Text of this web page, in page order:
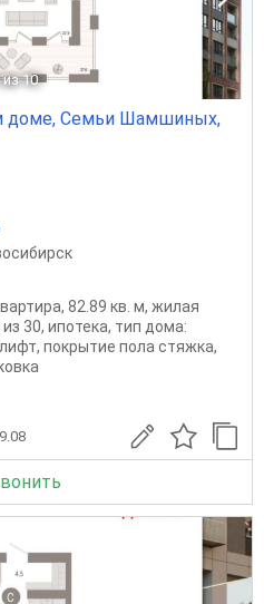
из 10
доме, Семьи Шамшиных,
82.89 кв. м, жилая
30, ипотека, тип дома:
покрытие пола стяжка,